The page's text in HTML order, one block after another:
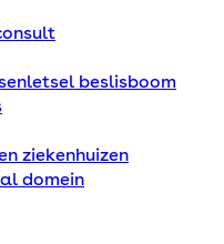
beslisboom
ziekenhuizen
domein